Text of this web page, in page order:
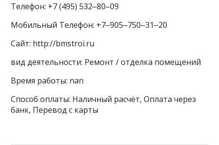
Телефон: +7 (495) 532‒80‒09
Мобильный Телефон: +7‒905‒750‒31‒20
Сайт: http://bmstroi.ru
вид деятельности: Ремонт / отделка помещений
Время работы: nan
Способ оплаты: Наличный расчёт, Оплата через
банк, Перевод с карты